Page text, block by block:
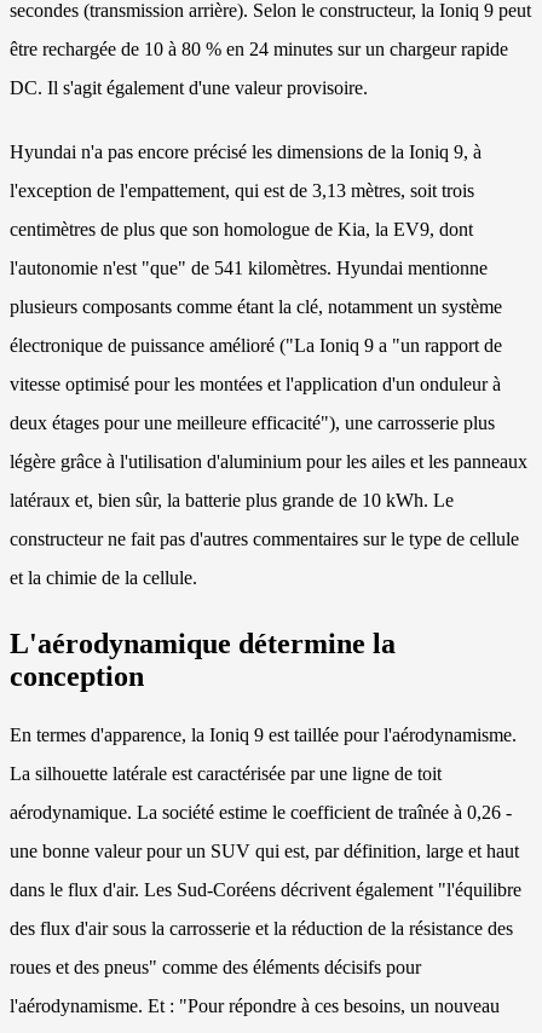
secondes (transmission arrière). Selon le constructeur, la Ioniq 9 peut
être rechargée de 10 à 80 % en 24 minutes sur un chargeur rapide
DC. Il s'agit également d'une valeur provisoire.
Hyundai n'a pas encore précisé les dimensions de la Ioniq 9, à
l'exception de l'empattement, qui est de 3,13 mètres, soit trois
centimètres de plus que son homologue de Kia, la EV9, dont
l'autonomie n'est "que" de 541 kilomètres. Hyundai mentionne
plusieurs composants comme étant la clé, notamment un système
électronique de puissance amélioré ("La Ioniq 9 a "un rapport de
vitesse optimisé pour les montées et l'application d'un onduleur à
deux étages pour une meilleure efficacité"), une carrosserie plus
légère grâce à l'utilisation d'aluminium pour les ailes et les panneaux
latéraux et, bien sûr, la batterie plus grande de 10 kWh. Le
constructeur ne fait pas d'autres commentaires sur le type de cellule
et la chimie de la cellule.
L'aérodynamique détermine la
conception
En termes d'apparence, la Ioniq 9 est taillée pour l'aérodynamisme.
La silhouette latérale est caractérisée par une ligne de toit
aérodynamique. La société estime le coefficient de traînée à 0,26 -
une bonne valeur pour un SUV qui est, par définition, large et haut
dans le flux d'air. Les Sud-Coréens décrivent également "l'équilibre
des flux d'air sous la carrosserie et la réduction de la résistance des
roues et des pneus" comme des éléments décisifs pour
l'aérodynamisme. Et : "Pour répondre à ces besoins, un nouveau